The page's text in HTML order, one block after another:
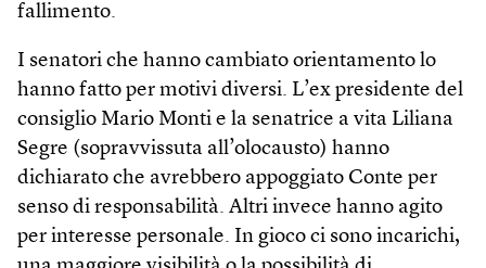
fallimento.
I senatori che hanno cambiato orientamento lo
hanno fatto per motivi diversi. L’ex presidente del
consiglio Mario Monti e la senatrice a vita Liliana
Segre (sopravvissuta all’olocausto) hanno
dichiarato che avrebbero appoggiato Conte per
senso di responsabilità. Altri invece hanno agito
per interesse personale. In gioco ci sono incarichi,